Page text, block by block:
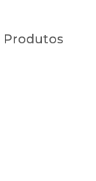
Produtos